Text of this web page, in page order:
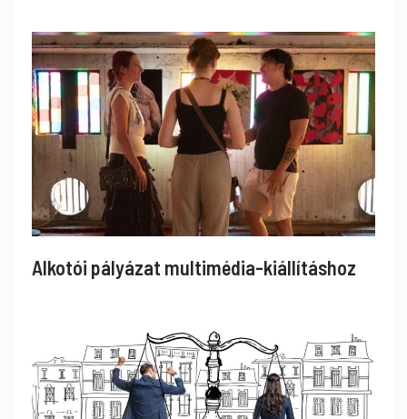
Alkotói pályázat multimédia-kiállításhoz